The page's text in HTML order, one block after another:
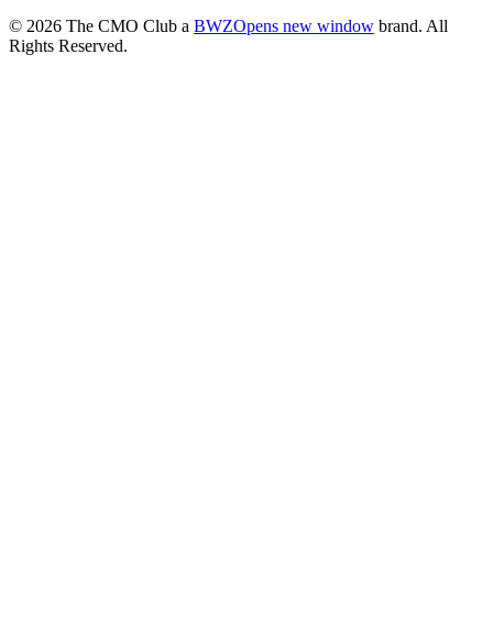
© 2026 The CMO Club a BWZOpens new window brand. All
Rights Reserved.